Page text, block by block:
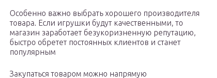
Особенно важно выбрать хорошего производителя
товара. Если игрушки будут качественными, то
магазин заработает безукоризненную репутацию,
быстро обретет постоянных клиентов и станет
популярным
Закупаться товаром можно напрямую